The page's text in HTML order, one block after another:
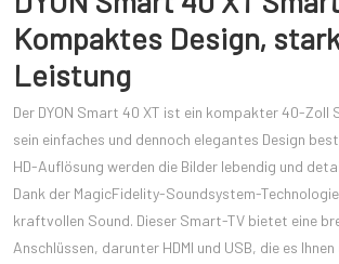
Kompaktes Design,
Leistung
Der DYON Smart 40 XT ist ein kompakter 40-Zoll
sein einfaches und dennoch elegantes Design
HD-Auflösung werden die Bilder lebendig und
Dank der MagicFidelity-Soundsystem-
kraftvollen Sound. Dieser Smart-TV bietet eine
Anschlüssen, darunter HDMI und USB, die es